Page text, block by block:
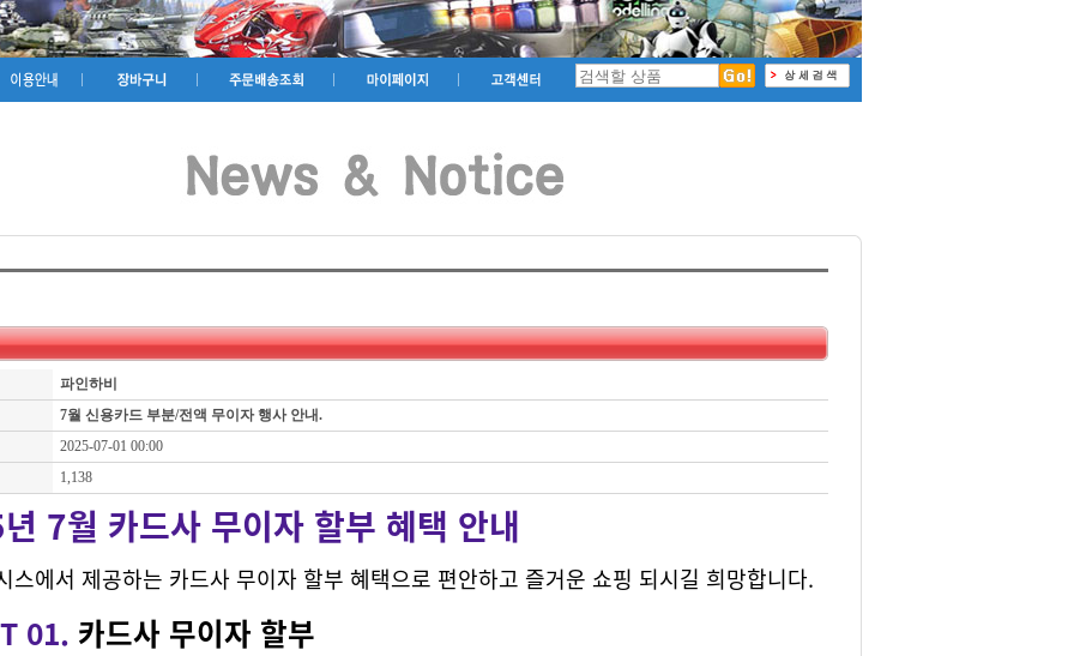
파인하비
7월 신용카드 부분/전액 무이자 행사 안내.
2025-07-01 00:00
1,138
7월 카드사 무이자 할부 혜택 안내
스에서 제공하는 카드사 무이자 할부 혜택으로 편안하고 즐거운 쇼핑 되시길 희망합니다.
01. 카드사 무이자 할부